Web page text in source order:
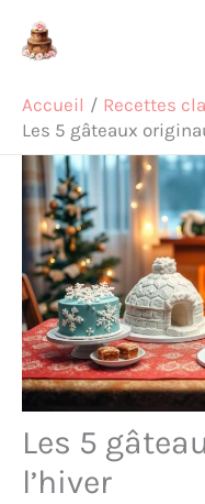
Accueil
Recettes
Les 5 gâteaux
Les 5
l’hiver
Rechercher